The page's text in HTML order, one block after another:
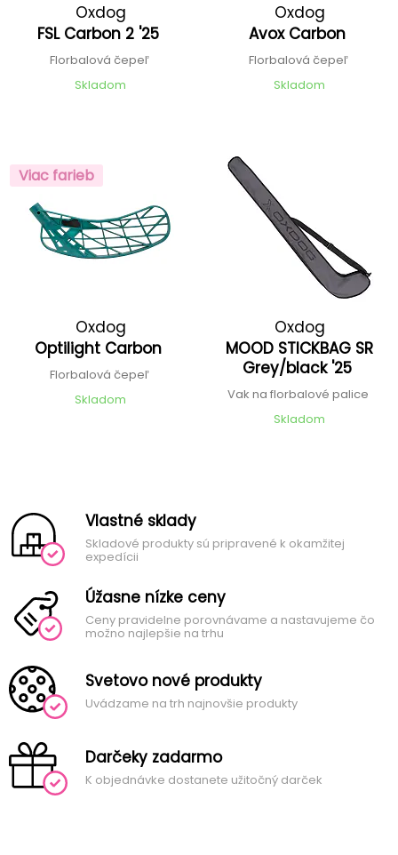
Oxdog
FSL Carbon 2 '25
Florbalová čepeľ
Skladom
Oxdog
Avox Carbon
Florbalová čepeľ
Skladom
Viac farieb
Oxdog
Optilight Carbon
Florbalová čepeľ
Skladom
Oxdog
MOOD STICKBAG SR
Grey/black '25
Vak na florbalové palice
Skladom
Vlastné sklady
Skladové produkty sú pripravené k okamžitej
expedícii
Úžasne nízke ceny
Ceny pravidelne porovnávame a nastavujeme čo
možno najlepšie na trhu
Svetovo nové produkty
Uvádzame na trh najnovšie produkty
Darčeky zadarmo
K objednávke dostanete užitočný darček